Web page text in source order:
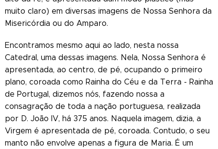
muito claro) em diversas imagens de Nossa Senhora da
Misericórdia ou do Amparo.
Encontramos mesmo aqui ao lado, nesta nossa
Catedral, uma dessas imagens. Nela, Nossa Senhora é
apresentada, ao centro, de pé, ocupando o primeiro
plano, coroada como Rainha do Céu e da Terra - Rainha
de Portugal, dizemos nós, fazendo nossa a
consagração de toda a nação portuguesa, realizada
por D. João IV, há 375 anos. Naquela imagem, dizia, a
Virgem é apresentada de pé, coroada. Contudo, o seu
manto não envolve apenas a figura de Maria. É um